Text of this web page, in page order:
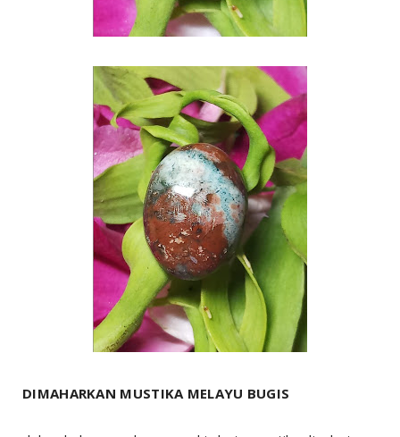
DIMAHARKAN MUSTIKA MELAYU BUGIS